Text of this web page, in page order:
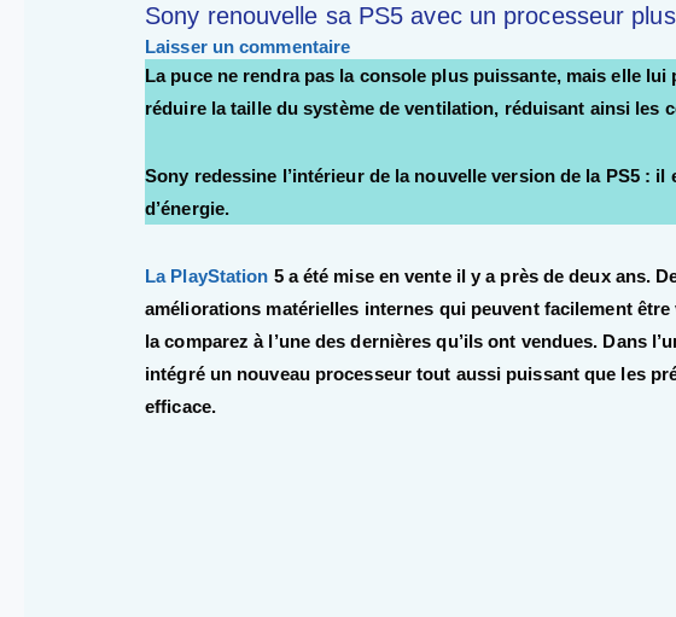
Sony renouvelle sa PS5 avec un processeur
Laisser un commentaire
La puce ne rendra pas la console plus puissante, mais elle
réduire la taille du système de ventilation, réduisant ainsi les
Sony redessine l’intérieur de la nouvelle version de la PS5 :
d’énergie.
La PlayStation 5 a été mise en vente il y a près de deux ans.
améliorations matérielles internes qui peuvent facilement
la comparez à l’une des dernières qu’ils ont vendues. Dans
intégré un nouveau processeur tout aussi puissant que les
efficace.